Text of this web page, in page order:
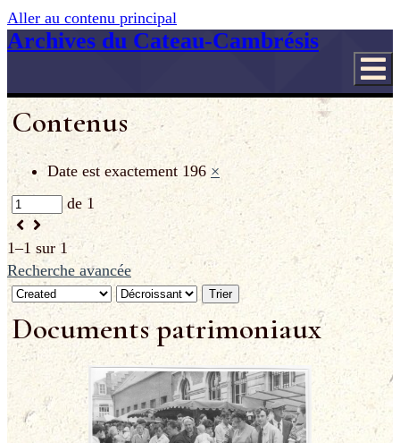
Aller au contenu principal
Archives du Cateau-Cambrésis
Contenus
Date est exactement 196 ×
de 1
1–1 sur 1
Recherche avancée
Trier
Documents patrimoniaux